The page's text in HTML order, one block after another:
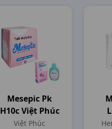
Mesepic Pk
H10c Việt Phúc
Việt Phúc